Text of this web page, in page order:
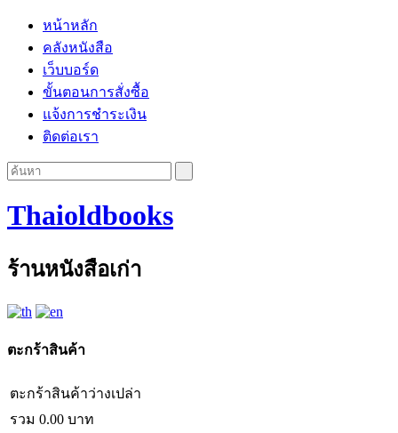
หน้าหลัก
คลังหนังสือ
เว็บบอร์ด
ขั้นตอนการสั่งซื้อ
แจ้งการชำระเงิน
ติดต่อเรา
Thaioldbooks
ร้านหนังสือเก่า
ตะกร้าสินค้า
ตะกร้าสินค้าว่างเปล่า
รวม 0.00 บาท